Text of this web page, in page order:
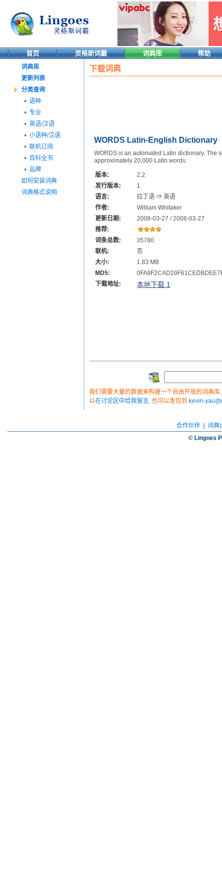
首页 灵格斯词霸 词典库 帮助
词典库
更新列表
分类查询
• 语种
• 专业
• 英语/汉语
• 小语种/汉语
• 联机订阅
• 百科全书
• 品牌
如何安装词典
词典格式说明
下载词典
WORDS Latin-English Dictionary
WORDS is an automated Latin dictionary. The
approximately 20,000 Latin words.
版本:
2.2
发行版本:
1
语言:
拉丁语 ⇒ 英语
作者:
William Whitaker
更新日期:
2008-03-27 / 2008-03-27
推荐:
词条总数:
35780
联机:
否
大小:
1.83 MB
MD5:
下载地址:
本地下载 1
我们需要大量的数据来构建一个自由开放的词典
以在讨论区中给我留言, 也可以发信到 kevin-
合作伙伴| 词典
© Lingoes